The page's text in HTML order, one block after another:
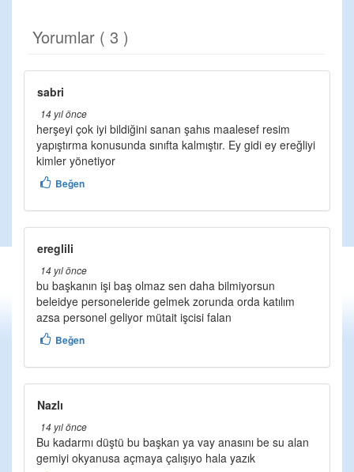
Yorumlar ( 3 )
sabri
14 yıl önce
herşeyi çok iyi bildiğini sanan şahıs maalesef resim
yapıştırma konusunda sınıfta kalmıştır. Ey gidi ey ereğliyi
kimler yönetiyor
Beğen
ereglili
14 yıl önce
bu başkanın işi baş olmaz sen daha bilmiyorsun
beleidye personeleride gelmek zorunda orda katılım
azsa personel geliyor mütait işcisi falan
Beğen
Nazlı
14 yıl önce
Bu kadarmı düştü bu başkan ya vay anasını be su alan
gemiyi okyanusa açmaya çalışıyo hala yazık